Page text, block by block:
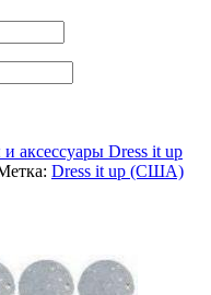
аксессуары Dress it up
Dress it up (США)